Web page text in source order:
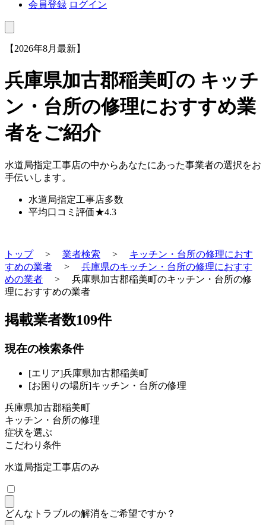
会員登録 ログイン
【2026年8月最新】
兵庫県加古郡稲美町の キッチ
ン・台所の修理におすすめ業
者をご紹介
水道局指定工事店の中からあなたにあった事業者の選択をお
手伝いします。
水道局指定工事店多数
平均口コミ評価★4.3
トップ> 業者検索 > キッチン・台所の修理におす
すめの業者 > 兵庫県のキッチン・台所の修理におすす
めの業者 > 兵庫県加古郡稲美町のキッチン・台所の修
理におすすめの業者
掲載業者数109件
現在の検索条件
[エリア]兵庫県加古郡稲美町
[お困りの場所]キッチン・台所の修理
兵庫県加古郡稲美町
キッチン・台所の修理
症状を選ぶ
こだわり条件
水道局指定工事店のみ
どんなトラブルの解消をご希望ですか？